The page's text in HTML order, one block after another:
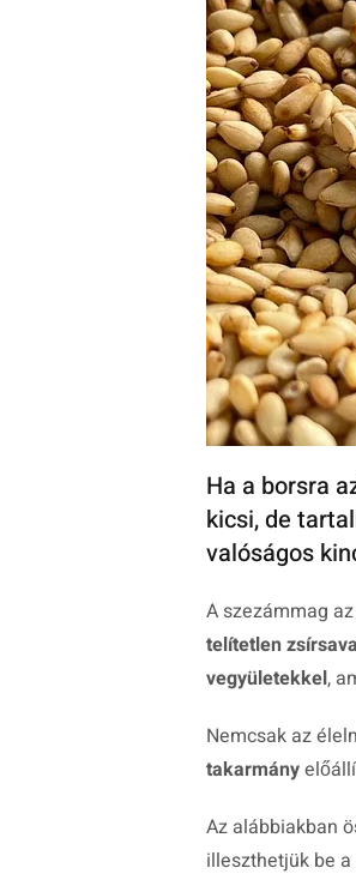
Ha a borsra
kicsi, de
valóságos
A szezámmag
telítetlen
vegyületekkel,
Nemcsak az
takarmány
Az alábbiakban
illeszthetjük be